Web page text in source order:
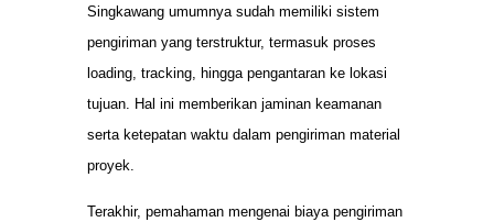
Singkawang umumnya sudah memiliki sistem
pengiriman yang terstruktur, termasuk proses
loading, tracking, hingga pengantaran ke lokasi
tujuan. Hal ini memberikan jaminan keamanan
serta ketepatan waktu dalam pengiriman material
proyek.
Terakhir, pemahaman mengenai biaya pengiriman